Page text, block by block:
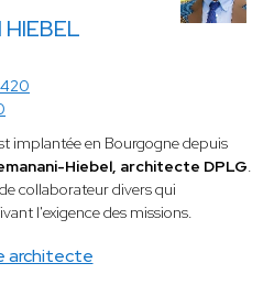
architecte
implantée en Bourgogne depuis
Hiebel, architecte DPLG.
collaborateur divers qui
l'exigence des missions.